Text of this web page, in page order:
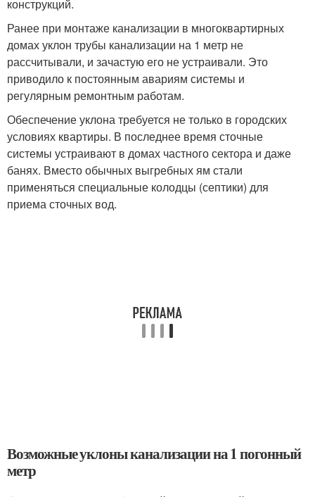
конструкций.
Ранее при монтаже канализации в многоквартирных
домах уклон трубы канализации на 1 метр не
рассчитывали, и зачастую его не устраивали. Это
приводило к постоянным авариям системы и
регулярным ремонтным работам.
Обеспечение уклона требуется не только в городских
условиях квартиры. В последнее время сточные
системы устраивают в домах частного сектора и даже
банях. Вместо обычных выгребных ям стали
применяться специальные колодцы (септики) для
приема сточных вод.
Возможные уклоны канализации на 1 погонный
метр